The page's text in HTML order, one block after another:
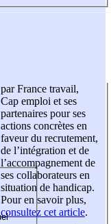
par France travail,
Cap emploi et ses
partenaires pour ses
actions concrètes en
faveur du recrutement,
de l’intégration et de
l’accompagnement de
ses collaborateurs en
situation de handicap.
Pour en savoir plus,
consultez cet article.